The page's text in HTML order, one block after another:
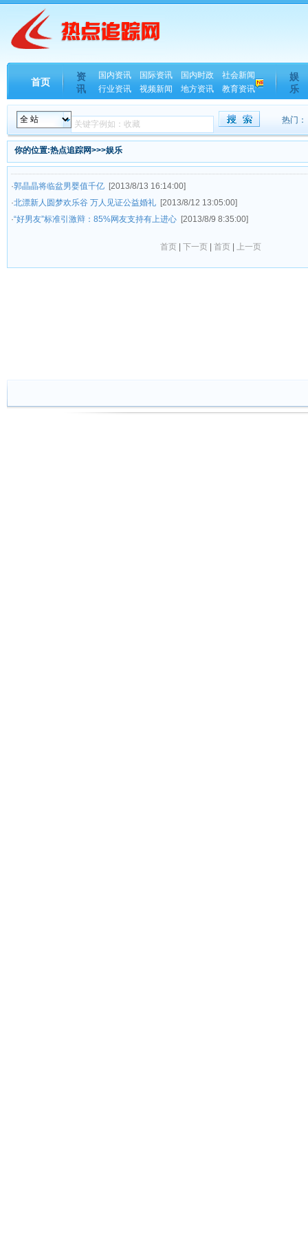
首页
资
讯
国内资讯 国际资讯 国内时政
社会新闻
行业资讯
视频新闻 地方资讯 教育资讯
娱
乐
热门：
你的位置:热点追踪网>>>娱乐
·郭晶晶将临盆男婴值千亿 [2013/8/13 16:14:00]
·北漂新人圆梦欢乐谷 万人见证公益婚礼 [2013/8/12 13:05:00]
·“好男友”标准引激辩：85%网友支持有上进心 [2013/8/9 8:35:00]
首页 下一页 首页 上一页